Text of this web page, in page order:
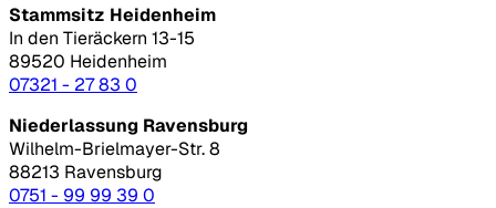
Stammsitz Heidenheim
In den Tieräckern 13-15
89520 Heidenheim
07321 - 27 83 0
Niederlassung Ravensburg
Wilhelm-Brielmayer-Str. 8
88213 Ravensburg
0751 - 99 99 39 0